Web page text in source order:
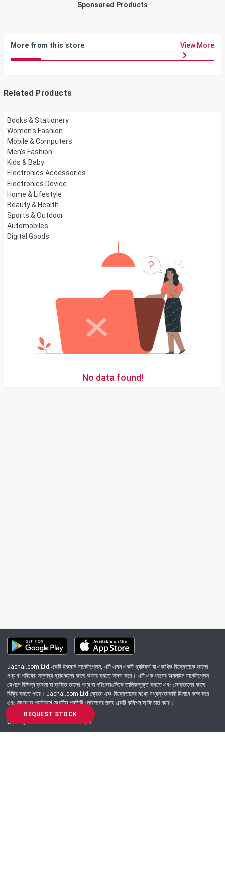
REQUEST STOCK
Sponsored Products
More from this store View More
Related Products
Books & Stationery
Women's Fashion
Mobile & Computers
Men's Fashion
Kids & Baby
Electronics Accessories
Electronics Device
Home & Lifestyle
Beauty & Health
Sports & Outdoor
Automobiles
Digital Goods
No data found!
Jachai.com Ltd একটি ইকমার্স মার্কেটপ্লেস, এটি এমন একটি প্ল্যাটফর্ম যা একাধিক বিক্রেতাকে তাদের
পণ্য বা পরিষেবা সম্ভাব্য গ্রাহকদের কাছে অফার করতে সক্ষম করে। এটি এক ধরনের অনলাইন মার্কেটপ্লেস
যেখানে বিভিন্ন ব্যবসা বা ব্যক্তি তাদের পণ্য বা পরিষেবাগুলিকে তালিকাভুক্ত করতে এবং ভোক্তাদের কাছে
বিক্রি করতে পারে। Jachai.com Ltd ক্রেতা এবং বিক্রেতাদের মধ্যে মধ্যস্থতাকারী হিসাবে কাজ করে
এবং সাধারণত প্ল্যাটফর্মে সংঘটিত প্রতিটি লেনদেনের জন্য একটি কমিশন বা ফি চার্জ করে।
Got Question? Call us 24/7